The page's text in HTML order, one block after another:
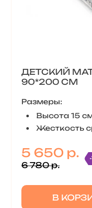
ДЕТСКИЙ
90*200 СМ
Размеры:
Высота 15
Жесткость
5 650 р.
6 780 р.
В